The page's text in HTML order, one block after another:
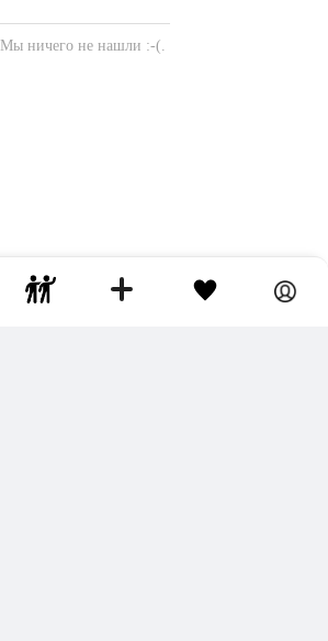
Мы ничего не нашли :-(.